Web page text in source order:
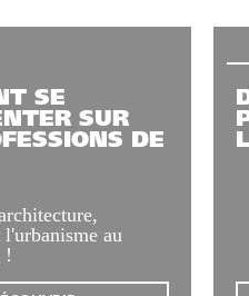
SE
SUR
DE
au
!